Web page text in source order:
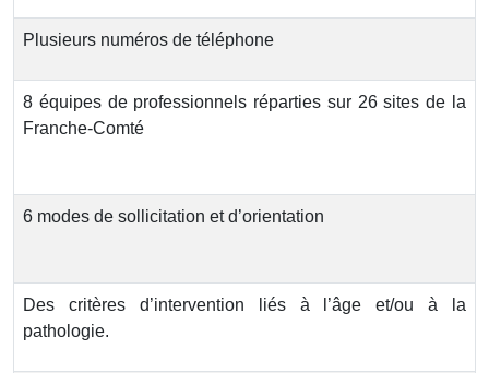
Plusieurs numéros de téléphone
8 équipes de professionnels réparties sur 26 sites de la
Franche-Comté
6 modes de sollicitation et d’orientation
Des critères d’intervention liés à l’âge et/ou à la
pathologie.